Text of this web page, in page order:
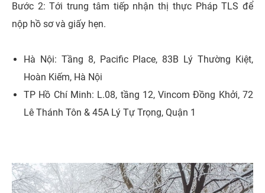
Bước 2: Tới trung tâm tiếp nhận thị thực Pháp TLS để
nộp hồ sơ và giấy hẹn.
Hà Nội: Tầng 8, Pacific Place, 83B Lý Thường Kiệt,
Hoàn Kiếm, Hà Nội
TP Hồ Chí Minh: L.08, tầng 12, Vincom Đồng Khởi, 72
Lê Thánh Tôn & 45A Lý Tự Trọng, Quận 1